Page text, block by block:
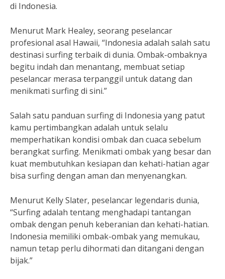
di Indonesia.
Menurut Mark Healey, seorang peselancar
profesional asal Hawaii, “Indonesia adalah salah satu
destinasi surfing terbaik di dunia. Ombak-ombaknya
begitu indah dan menantang, membuat setiap
peselancar merasa terpanggil untuk datang dan
menikmati surfing di sini.”
Salah satu panduan surfing di Indonesia yang patut
kamu pertimbangkan adalah untuk selalu
memperhatikan kondisi ombak dan cuaca sebelum
berangkat surfing. Menikmati ombak yang besar dan
kuat membutuhkan kesiapan dan kehati-hatian agar
bisa surfing dengan aman dan menyenangkan.
Menurut Kelly Slater, peselancar legendaris dunia,
“Surfing adalah tentang menghadapi tantangan
ombak dengan penuh keberanian dan kehati-hatian.
Indonesia memiliki ombak-ombak yang memukau,
namun tetap perlu dihormati dan ditangani dengan
bijak.”